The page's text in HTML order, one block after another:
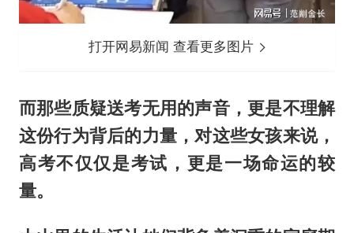
打开网易新闻 查看更多图片
而那些质疑送考无用的声音，更是不理解
这份行为背后的力量，对这些女孩来说，
高考不仅仅是考试，更是一场命运的较
量。